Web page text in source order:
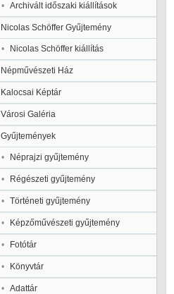
Archivált időszaki kiállítások
Nicolas Schöffer Gyűjtemény
Nicolas Schöffer kiállítás
Népművészeti Ház
Kalocsai Képtár
Városi Galéria
Gyűjtemények
Néprajzi gyűjtemény
Régészeti gyűjtemény
Történeti gyűjtemény
Képzőművészeti gyűjtemény
Fotótár
Könyvtár
Adattár